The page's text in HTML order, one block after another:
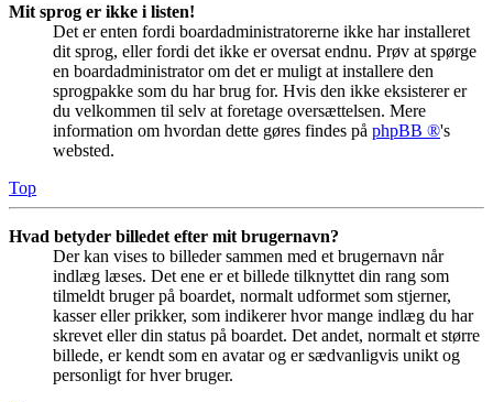
Mit sprog er ikke i listen!
Det er enten fordi boardadministratorerne ikke har installeret
dit sprog, eller fordi det ikke er oversat endnu. Prøv at spørge
en boardadministrator om det er muligt at installere den
sprogpakke som du har brug for. Hvis den ikke eksisterer er
du velkommen til selv at foretage oversættelsen. Mere
information om hvordan dette gøres findes på phpBB ®'s
websted.
Top
Hvad betyder billedet efter mit brugernavn?
Der kan vises to billeder sammen med et brugernavn når
indlæg læses. Det ene er et billede tilknyttet din rang som
tilmeldt bruger på boardet, normalt udformet som stjerner,
kasser eller prikker, som indikerer hvor mange indlæg du har
skrevet eller din status på boardet. Det andet, normalt et større
billede, er kendt som en avatar og er sædvanligvis unikt og
personligt for hver bruger.